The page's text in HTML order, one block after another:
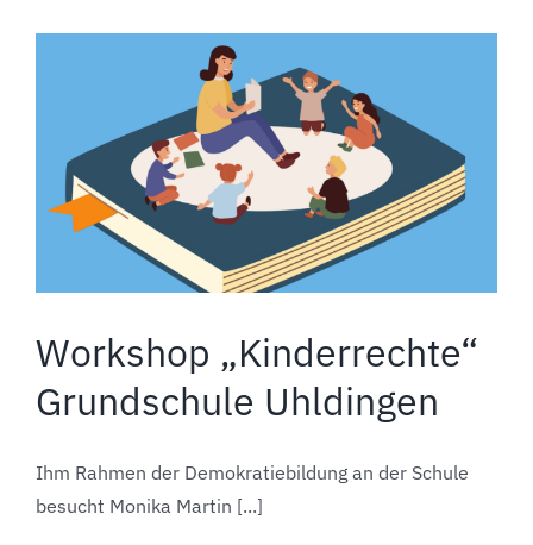
Workshop „Kinderrechte“
Grundschule Uhldingen
Ihm Rahmen der Demokratiebildung an der Schule
besucht Monika Martin [...]